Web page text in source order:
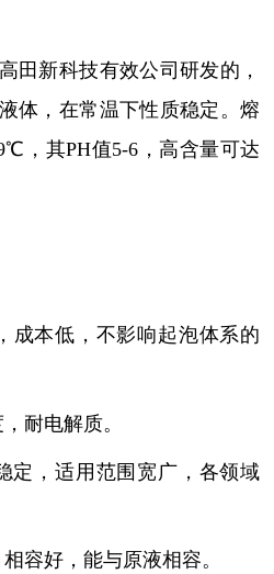
田新科技有效公司研发的，
体，在常温下性质稳定。熔
， 其PH值5-6，高含量可达
成本低，不影响起泡体系的
耐电解质。
定，适用范围宽广，各领域
容好，能与原液相容。